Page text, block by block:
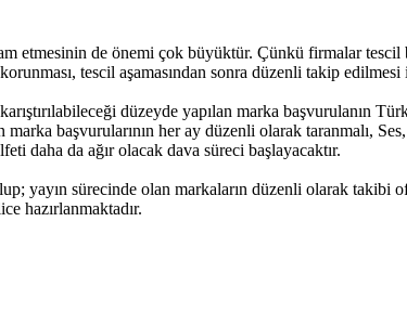
etmesinin de önemi çok büyüktür. Çünkü firmalar
tescil aşamasından sonra düzenli takip edilmesi
düzeyde yapılan marka başvurulanın
başvurularının her ay düzenli olarak taranmalı,
daha da ağır olacak dava süreci başlayacaktır.
yayın sürecinde olan markaların düzenli olarak takibi
hazırlanmaktadır.